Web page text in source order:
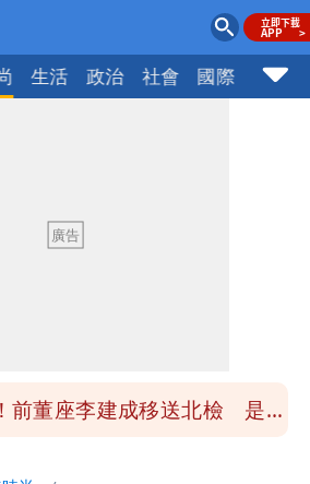
生活 政治 社會 國際 財經
斷當時未被理解
伯洋「3個建議」：別因選市
要別人道歉
前董座李建成移送北檢 是否